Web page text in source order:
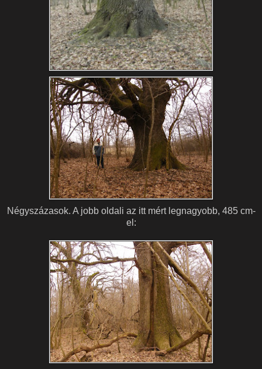
Négyszázasok. A jobb oldali az itt mért legnagyobb, 485 cm-
el: